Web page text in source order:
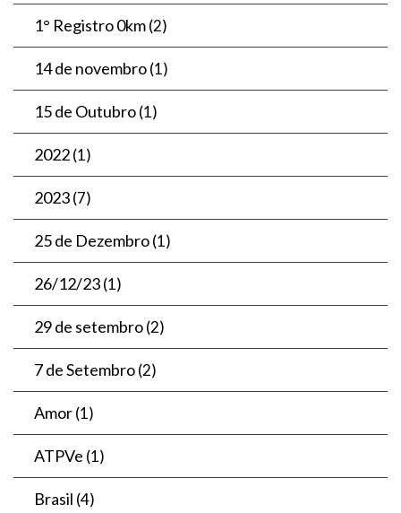
1° Registro 0km(2)
14 de novembro(1)
15 de Outubro(1)
2022(1)
2023(7)
25 de Dezembro(1)
26/12/23(1)
29 de setembro(2)
7 de Setembro(2)
Amor(1)
ATPVe (1)
Brasil (4)